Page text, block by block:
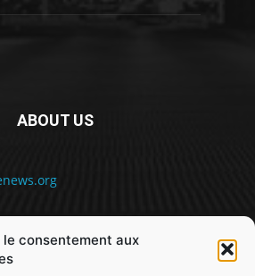
le consentement aux
ABOUT US
FOLLOW US